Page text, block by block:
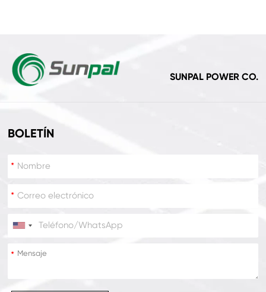
SUNPAL POWER CO.
BOLETÍN
*
*
*
*